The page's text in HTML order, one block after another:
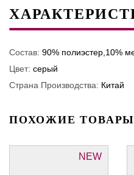
Состав: 90% полиэстер,10%
Цвет: серый
Страна Производства: Китай
ПОХОЖИЕ ТОВАРЫ
NEW